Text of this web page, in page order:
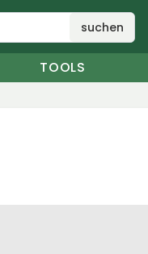
suchen
TOOLS